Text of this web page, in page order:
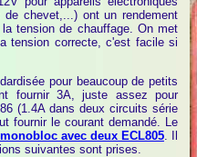
de chevet,...) ont un rendement
tension de chauffage. On met
tension correcte, c'est facile si
pour beaucoup de petits
fournir 3A, juste assez pour
(1.4A dans deux circuits série
fournir le courant demandé. Le
monobloc avec deux ECL805. Il
suivantes sont prises.